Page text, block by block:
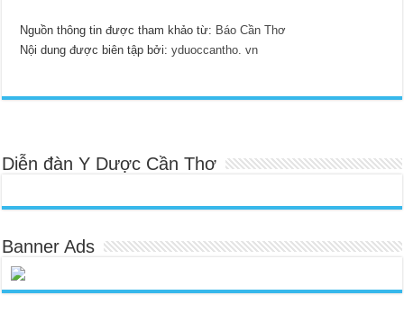
Nguồn thông tin được tham khảo từ: Báo Cần Thơ
Nội dung được biên tập bởi:yduoccantho. vn
Diễn đàn Y Dược Cần Thơ
Banner Ads